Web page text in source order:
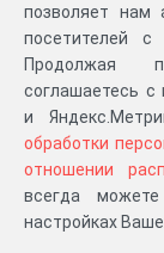
позволяет нам
посетителей
Продолжая
соглашаетесь с
и
обработки
отношении
всегда
настройках